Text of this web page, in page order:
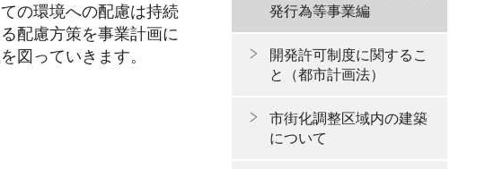
の環境への配慮は持続
配慮方策を事業計画に
図っていきます。
発行為等事業編
開発許可制度に関するこ
と（都市計画法）
市街化調整区域内の建築
について